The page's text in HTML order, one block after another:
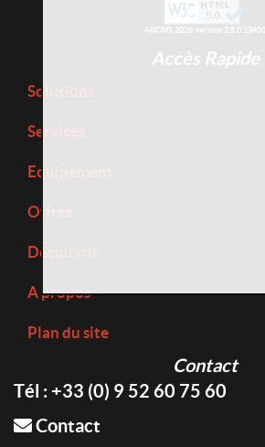
AKCMS 2026 version 2.8.0.23450
Accès Rapide
Solutions
Services
Equipement
Offres
Découvrir
A propos
Plan du site
Contact
Tél : +33 (0) 9 52 60 75 60
Contact